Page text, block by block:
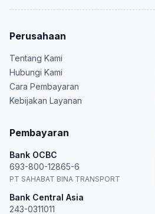
Perusahaan
Tentang Kami
Hubungi Kami
Cara Pembayaran
Kebijakan Layanan
Pembayaran
Bank OCBC
693-800-12865-6
PT SAHABAT BINA TRANSPORT
Bank Central Asia
243-0311011